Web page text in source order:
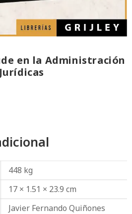
en la Administración
448 kg
17 × 1.51 × 23.9 cm
Javier Fernando Quiñones